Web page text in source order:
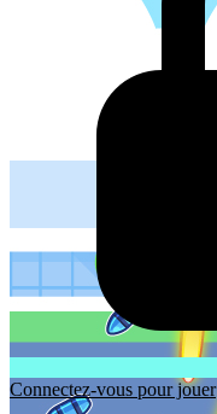
Connectez-vous pour jouer